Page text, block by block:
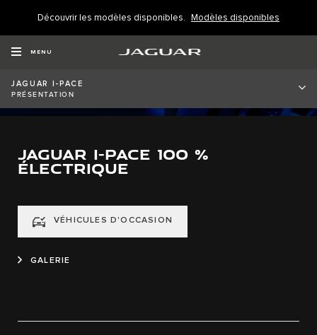
Découvrir les modèles disponibles. Modèles disponibles
MENU
JAGUAR I-PACE
PRÉSENTATION
JAGUAR I-PACE 100 %
ÉLECTRIQUE
VÉHICULES D'OCCASION
GALERIE